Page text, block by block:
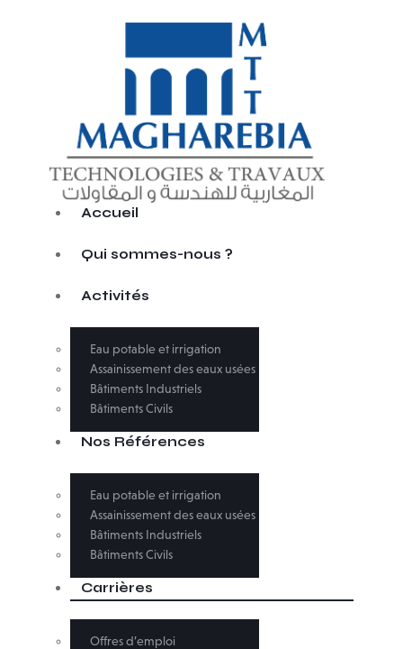
Accueil
Qui sommes-nous ?
Activités
Eau potable et irrigation
Assainissement des eaux usées
Bâtiments Industriels
Bâtiments Civils
Nos Références
Eau potable et irrigation
Assainissement des eaux usées
Bâtiments Industriels
Bâtiments Civils
Carrières
Offres d’emploi